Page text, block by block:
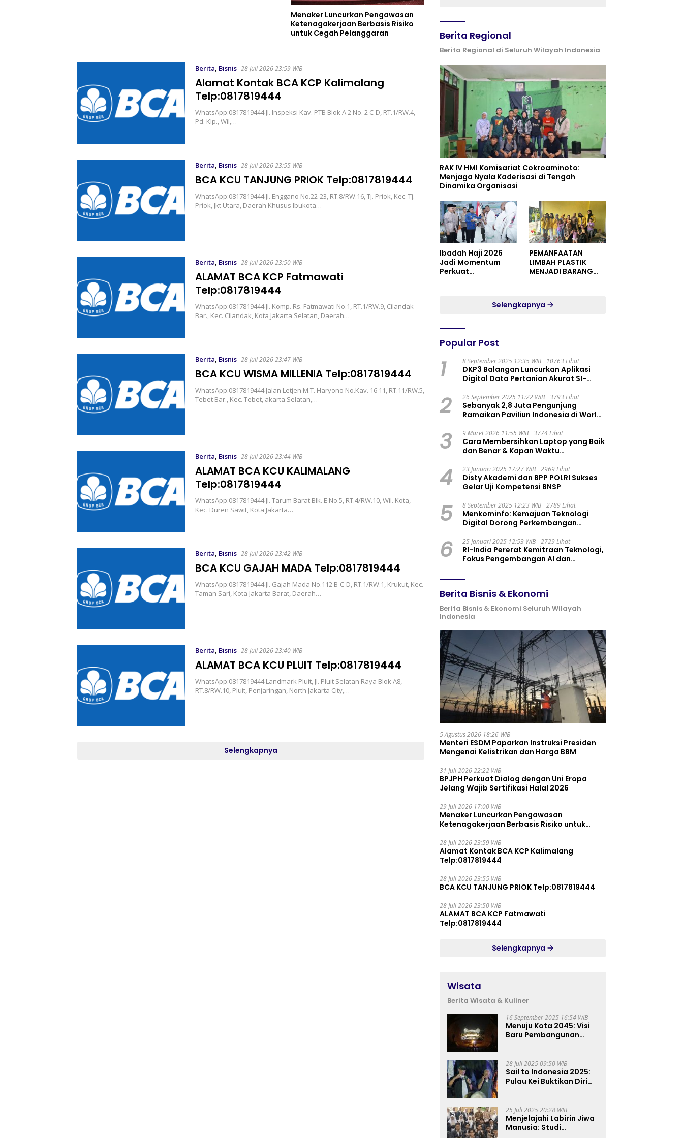
Menaker Luncurkan Pengawasan
Ketenagakerjaan Berbasis Risiko
untuk Cegah Pelanggaran
Berita, Bisnis 28 Juli 2026 23:59 WIB
Alamat Kontak BCA KCP Kalimalang
Telp:0817819444
WhatsApp:0817819444 Jl. Inspeksi Kav. PTB Blok A 2 No. 2 C-D, RT.1/RW.4,
Pd. Klp., Wil,…
Berita, Bisnis 28 Juli 2026 23:55 WIB
BCA KCU TANJUNG PRIOK Telp:0817819444
WhatsApp:0817819444 Jl. Enggano No.22-23, RT.8/RW.16, Tj. Priok, Kec. Tj.
Priok, Jkt Utara, Daerah Khusus Ibukota…
Berita, Bisnis 28 Juli 2026 23:50 WIB
ALAMAT BCA KCP Fatmawati
Telp:0817819444
WhatsApp:0817819444 Jl. Komp. Rs. Fatmawati No.1, RT.1/RW.9, Cilandak
Bar., Kec. Cilandak, Kota Jakarta Selatan, Daerah…
Berita, Bisnis 28 Juli 2026 23:47 WIB
BCA KCU WISMA MILLENIA Telp:0817819444
WhatsApp:0817819444 Jalan Letjen M.T. Haryono No.Kav. 16 11, RT.11/RW.5,
Tebet Bar., Kec. Tebet, akarta Selatan,…
Berita, Bisnis 28 Juli 2026 23:44 WIB
ALAMAT BCA KCU KALIMALANG
Telp:0817819444
WhatsApp:0817819444 Jl. Tarum Barat Blk. E No.5, RT.4/RW.10, Wil. Kota,
Kec. Duren Sawit, Kota Jakarta…
Berita, Bisnis 28 Juli 2026 23:42 WIB
BCA KCU GAJAH MADA Telp:0817819444
WhatsApp:0817819444 Jl. Gajah Mada No.112 B-C-D, RT.1/RW.1, Krukut, Kec.
Taman Sari, Kota Jakarta Barat, Daerah…
Berita, Bisnis 28 Juli 2026 23:40 WIB
ALAMAT BCA KCU PLUIT Telp:0817819444
WhatsApp:0817819444 Landmark Pluit, Jl. Pluit Selatan Raya Blok A8,
RT.8/RW.10, Pluit, Penjaringan, North Jakarta City,…
Selengkapnya
Berita Regional
Berita Regional di Seluruh Wilayah Indonesia
RAK IV HMI Komisariat Cokroaminoto:
Menjaga Nyala Kaderisasi di Tengah
Dinamika Organisasi
Ibadah Haji 2026
Jadi Momentum
Perkuat
PEMANFAATAN
LIMBAH PLASTIK
MENJADI BARANG
RESIDENCE
Selengkapnya
Popular Post
1 8 September 2025 12:35 WIB 10763 Lihat
DKP3 Balangan Luncurkan Aplikasi
Digital Data Pertanian Akurat SI-
2 26 September 2025 11:22 WIB 3793 Lihat
Sebanyak 2,8 Juta Pengunjung
Ramaikan Paviliun Indonesia di World
3 9 Maret 2026 11:55 WIB 3774 Lihat
Cara Membersihkan Laptop yang Baik
dan Benar & Kapan Waktu
4 23 Januari 2025 17:27 WIB 2969 Lihat
Disty Akademi dan BPP POLRI Sukses
Gelar Uji Kompetensi BNSP
5 8 September 2025 12:23 WIB 2789 Lihat
Menkominfo: Kemajuan Teknologi
Digital Dorong Perkembangan
6 25 Januari 2025 12:53 WIB 2729 Lihat
RI-India Pererat Kemitraan Teknologi,
Fokus Pengembangan AI dan
Berita Bisnis & Ekonomi
Berita Bisnis & Ekonomi Seluruh Wilayah
Indonesia
5 Agustus 2026 18:26 WIB
Menteri ESDM Paparkan Instruksi Presiden
Mengenai Kelistrikan dan Harga BBM
31 Juli 2026 22:22 WIB
BPJPH Perkuat Dialog dengan Uni Eropa
Jelang Wajib Sertifikasi Halal 2026
29 Juli 2026 17:00 WIB
Menaker Luncurkan Pengawasan
Ketenagakerjaan Berbasis Risiko untuk
28 Juli 2026 23:59 WIB
Alamat Kontak BCA KCP Kalimalang
Telp:0817819444
28 Juli 2026 23:55 WIB
BCA KCU TANJUNG PRIOK Telp:0817819444
28 Juli 2026 23:50 WIB
ALAMAT BCA KCP Fatmawati
Telp:0817819444
Selengkapnya
Wisata
Berita Wisata & Kuliner
16 September 2025 16:54 WIB
Menuju Kota 2045: Visi
Baru Pembangunan
28 Juli 2025 09:50 WIB
Sail to Indonesia 2025:
Pulau Kei Buktikan Diri
25 Juli 2025 20:28 WIB
Menjelajahi Labirin Jiwa
Manusia: Studi